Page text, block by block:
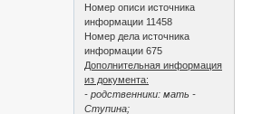
Номер описи источника
информации 11458
Номер дела источника
информации 675
Дополнительная информация
из документа:
- родственники: мать -
Ступина;